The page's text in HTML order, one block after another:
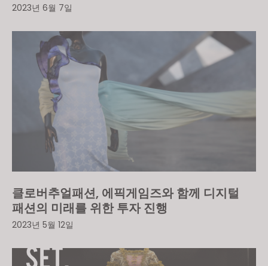
2023년 6월 7일
클로버추얼패션, 에픽게임즈와 함께 디지털
패션의 미래를 위한 투자 진행
2023년 5월 12일